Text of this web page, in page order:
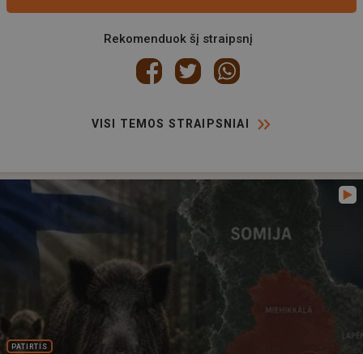
Rekomenduok šį straipsnį
VISI TEMOS STRAIPSNIAI
PATIRTIS